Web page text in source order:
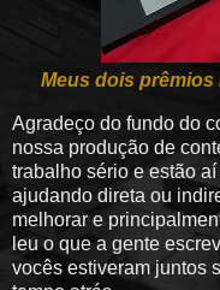
Meus dois
Agradeço do fundo do
nossa produção de
trabalho sério e estão
ajudando direta ou
melhorar e
leu o que a gente
vocês estiveram juntos